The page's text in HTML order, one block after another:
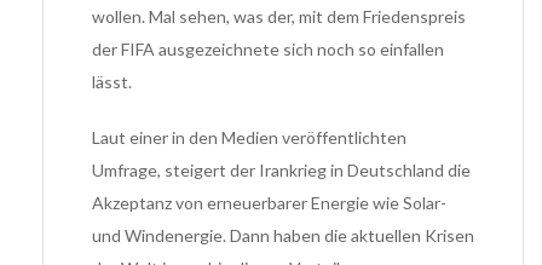
wollen. Mal sehen, was der, mit dem Friedenspreis
der FIFA ausgezeichnete sich noch so einfallen
lässt.
Laut einer in den Medien veröffentlichten
Umfrage, steigert der Irankrieg in Deutschland die
Akzeptanz von erneuerbarer Energie wie Solar-
und Windenergie. Dann haben die aktuellen Krisen